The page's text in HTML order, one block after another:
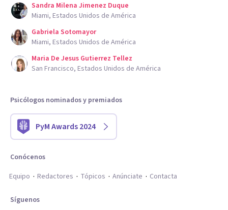
Sandra Milena Jimenez Duque
Miami, Estados Unidos de América
Gabriela Sotomayor
Miami, Estados Unidos de América
Maria De Jesus Gutierrez Tellez
San Francisco, Estados Unidos de América
Psicólogos nominados y premiados
PyM Awards 2024
Conócenos
Equipo
Redactores Tópicos Anúnciate Contacta
Síguenos